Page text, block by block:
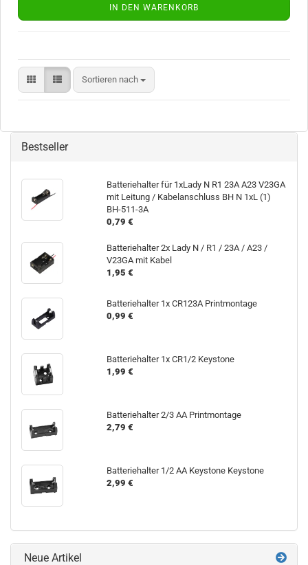
IN DEN WARENKORB
Sortieren nach
Sortieren nach
Bestseller
Batteriehalter für 1xLady N R1 23A A23 V23GA
mit Leitung / Kabelanschluss BH N 1xL (1)
BH-511-3A
0,79 €
Batteriehalter 2x Lady N / R1 / 23A / A23 /
V23GA mit Kabel
1,95 €
Batteriehalter 1x CR123A Printmontage
0,99 €
Batteriehalter 1x CR1/2 Keystone
1,99 €
Batteriehalter 2/3 AA Printmontage
2,79 €
Batteriehalter 1/2 AA Keystone Keystone
2,99 €
Neue Artikel